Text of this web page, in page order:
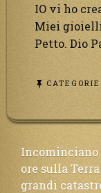
IO vi ho
Miei
Petto. Dio
CATEGORIE
articoli
Incominciano
ore sulla
grandi